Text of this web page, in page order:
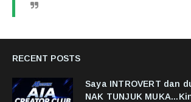
RECENT POSTS
Saya INTROVERT dan
NAK TUNJUK